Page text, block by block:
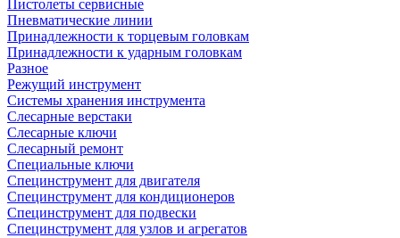
Пистолеты сервисные
Пневматические линии
Принадлежности к торцевым головкам
Принадлежности к ударным головкам
Разное
Режущий инструмент
Системы хранения инструмента
Слесарные верстаки
Слесарные ключи
Слесарный ремонт
Специальные ключи
Специнструмент для двигателя
Специнструмент для кондиционеров
Специнструмент для подвески
Специнструмент для узлов и агрегатов